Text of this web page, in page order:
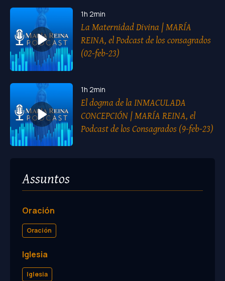
1h 2min
La Maternidad Divina | MARÍA
REINA, el Podcast de los consagrados
(02-feb-23)
1h 2min
El dogma de la INMACULADA
CONCEPCIÓN | MARÍA REINA, el
Podcast de los Consagrados (9-feb-23)
Assuntos
Oración
Oración
Iglesia
Iglesia